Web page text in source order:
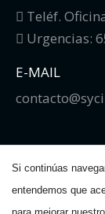
Teléf.
Urgencias:
E-MAIL
S&C
Si continúas
entendemos que